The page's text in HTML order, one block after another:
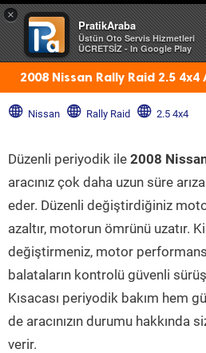
×
PratikAraba
Üstün Oto Servis Hizmetleri
ÜCRETSİZ - In Google Play
2008 Nissan Rally Raid 2.5 4x4
Nissan Rally Raid 2.5 4x4
Düzenli periyodik ile 2008
aracınız çok daha uzun süre
eder. Düzenli değiştirdiğiniz
azaltır, motorun ömrünü uzatır.
değiştirmeniz, motor
balataların kontrolü güvenli
Kısacası periyodik bakım hem
de aracınızın durumu hakkında
verir.